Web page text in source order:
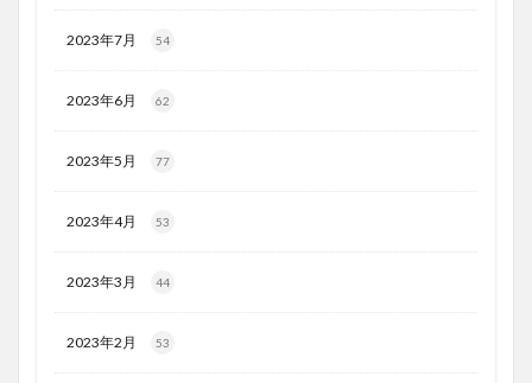
2023年7月 54
2023年6月 62
2023年5月 77
2023年4月 53
2023年3月 44
2023年2月 53